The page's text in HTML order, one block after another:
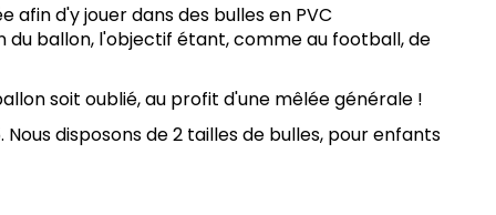
d'y jouer dans des bulles en PVC
ballon, l'objectif étant, comme au football, de
soit oublié, au profit d'une mêlée générale !
disposons de 2 tailles de bulles, pour enfants